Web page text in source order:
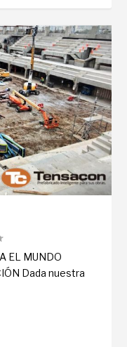
EL MUNDO
Dada nuestra